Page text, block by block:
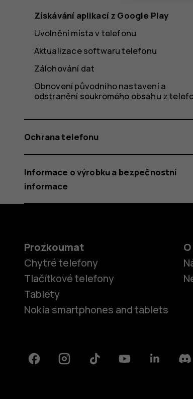
Získávání aplikací z Google Play
Uvolnění místa v telefonu
Aktualizace softwaru telefonu
Zálohování dat
Obnovení původního nastavení a
odstranění soukromého obsahu z
Ochrana telefonu
Informace o výrobku a bezpečnostní
informace
Prozkoumat
Chytré telefony
Tlačítkové telefony
Tablety
Nokia smartphones and tablets
FacebookInstagramTiktok YoutubeLinkedin